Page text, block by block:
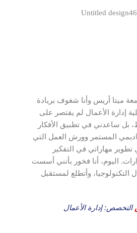
ميتا أريس وأنا شغوف بريادة
إدارة الأعمال لم يقتصر على
بل ساعدني في تطبيق الأفكار
المستمر وورش العمل التي
مهاراتي في التفكير
اليوم، أنا فخور بأنني أسست
وأتطلع لمستقبل
التخصص: إدارة الأعمال